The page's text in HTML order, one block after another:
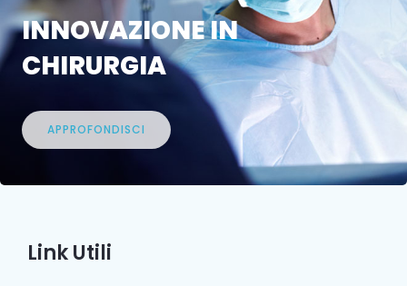
INNOVAZIONE IN
CHIRURGIA
APPROFONDISCI
Link Utili